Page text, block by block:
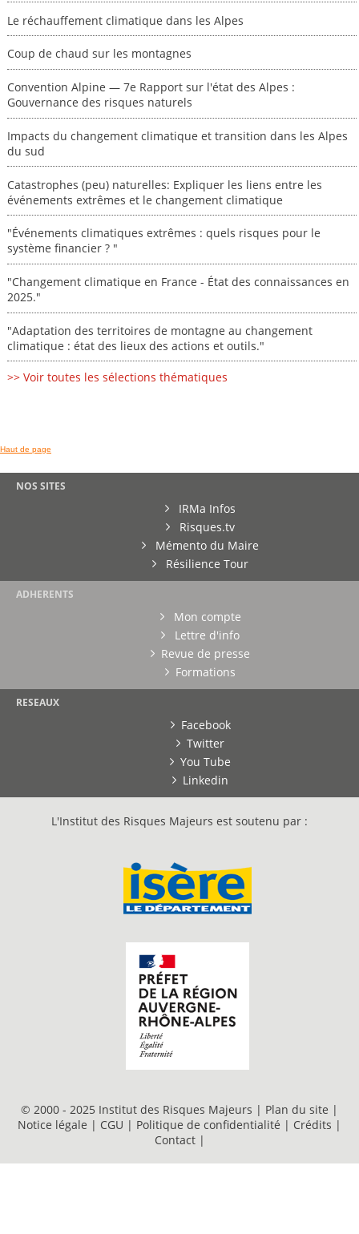
Le réchauffement climatique dans les Alpes
Coup de chaud sur les montagnes
Convention Alpine — 7e Rapport sur l'état des Alpes :
Gouvernance des risques naturels
Impacts du changement climatique et transition dans les Alpes
du sud
Catastrophes (peu) naturelles: Expliquer les liens entre les
événements extrêmes et le changement climatique
"Événements climatiques extrêmes : quels risques pour le
système financier ? "
"Changement climatique en France - État des connaissances en
2025."
"Adaptation des territoires de montagne au changement
climatique : état des lieux des actions et outils."
>> Voir toutes les sélections thématiques
Haut de page
NOS SITES
IRMa Infos
Risques.tv
Mémento du Maire
Résilience Tour
ADHERENTS
Mon compte
Lettre d'info
Revue de presse
Formations
RESEAUX
Facebook
Twitter
You Tube
Linkedin
L'Institut des Risques Majeurs est soutenu par :
© 2000 - 2025 Institut des Risques Majeurs | Plan du site |
Notice légale | CGU | Politique de confidentialité | Crédits |
Contact |